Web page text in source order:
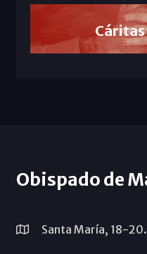
Obispado de
Santa María, 18-